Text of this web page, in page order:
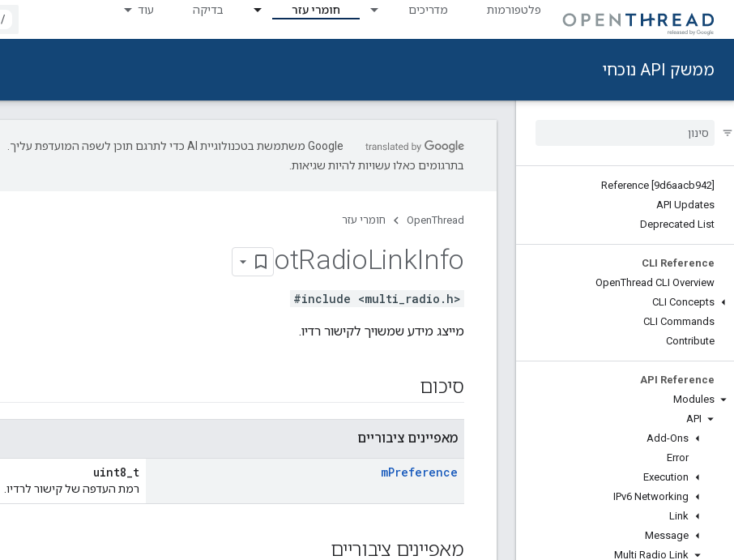
פלטפורמות מדריכים חומרי עזר בדיקה עוד
/
ממשק API נוכחי
Reference [9d6aacb942]
API Updates
Deprecated List
CLI Reference
OpenThread CLI Overview
CLI Concepts
CLI Commands
Contribute
API Reference
Modules
API
Add-Ons
Error
Execution
IPv6 Networking
Link
Message
Multi Radio Link
‫Google משתמשת בטכנולוגיית AI כדי לתרגם תוכן לשפה המועדפת עליך.
בתרגומים כאלו עשויות להיות שגיאות.
OpenThread חומרי עזר
otRadioLinkInfo
#include <multi_radio.h>
מייצג מידע שמשויך לקישור רדיו.
סיכום
מאפיינים ציבוריים
mPreference
uint8_t
רמת העדפה של קישור לרדיו.
מאפיינים ציבוריים